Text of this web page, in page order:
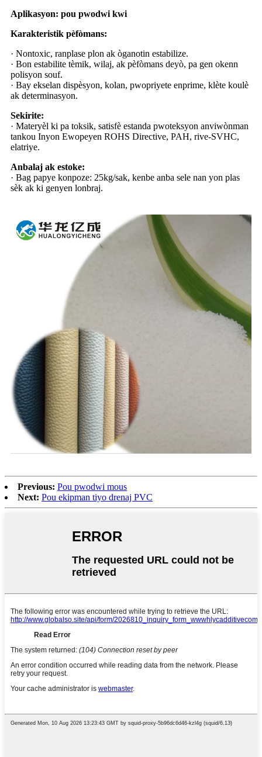
Aplikasyon: pou pwodwi kwi
Karakteristik pèfòmans:
· Nontoxic, ranplase plon ak òganotin estabilize.
· Bon estabilite tèmik, wilaj, ak pèfòmans deyò, pa gen okenn
polisyon souf.
· Bay ekselan dispèsyon, kolan, pwopriyete enprime, klète koulè
ak determinasyon.
Sekirite:
· Materyèl ki pa toksik, satisfè estanda pwoteksyon anviwònman
tankou Inyon Ewopeyen ROHS Directive, PAH, rive-SVHC,
elatriye.
Anbalaj ak estoke:
· Bag papye konpoze: 25kg/sak, kenbe anba sele nan yon plas
sèk ak ki genyen lonbraj.
Previous: Pou pwodwi mous
Next: Pou ekipman tiyo drenaj PVC